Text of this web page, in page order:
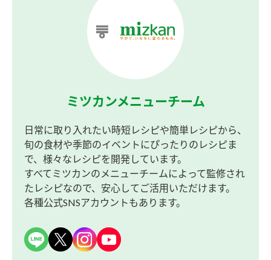
ミツカンメニューチーム
日常に取り入れたい時短レシピや簡単レシピから、
旬の食材や季節のイベントにぴったりのレシピま
で、様々なレシピを開発しています。
すべてミツカンのメニューチームによって監修され
たレシピなので、安心してご活用いただけます。
各種公式SNSアカウントもあります。